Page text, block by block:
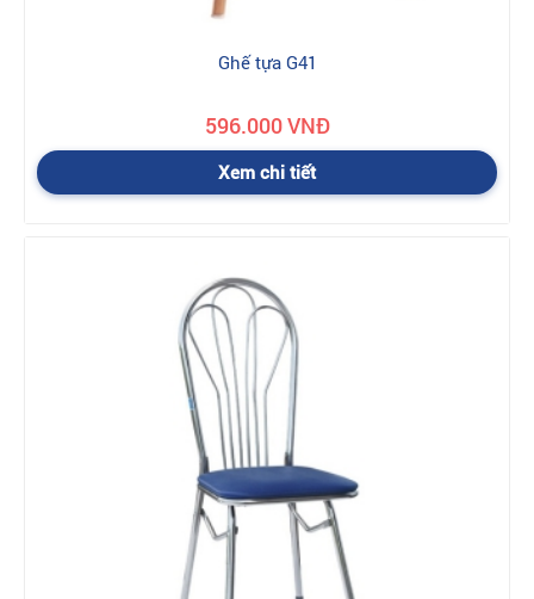
Ghế tựa G41
596.000 VNĐ
Xem chi tiết